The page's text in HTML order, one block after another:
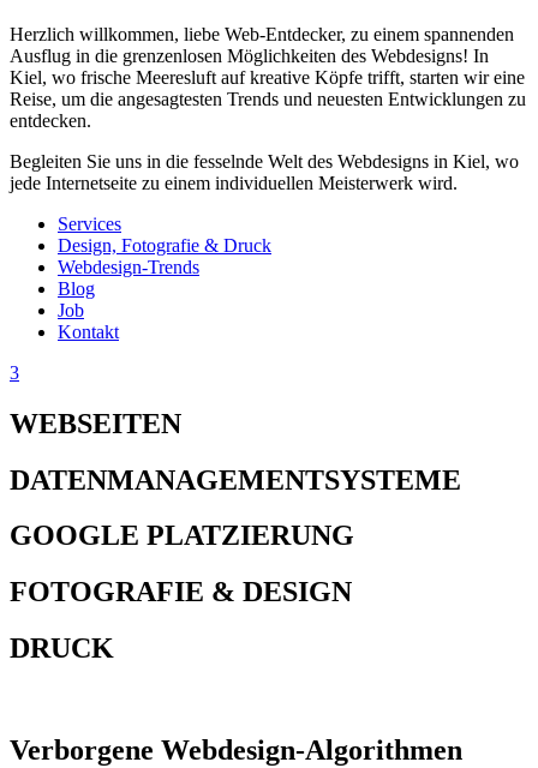
Herzlich willkommen, liebe Web-Entdecker, zu einem spannenden
Ausflug in die grenzenlosen Möglichkeiten des Webdesigns! In
Kiel, wo frische Meeresluft auf kreative Köpfe trifft, starten wir eine
Reise, um die angesagtesten Trends und neuesten Entwicklungen zu
entdecken.
Begleiten Sie uns in die fesselnde Welt des Webdesigns in Kiel, wo
jede Internetseite zu einem individuellen Meisterwerk wird.
Services
Design, Fotografie & Druck
Webdesign-Trends
Blog
Job
Kontakt
3
WEBSEITEN
DATENMANAGEMENTSYSTEME
GOOGLE PLATZIERUNG
FOTOGRAFIE & DESIGN
DRUCK
Verborgene Webdesign-Algorithmen